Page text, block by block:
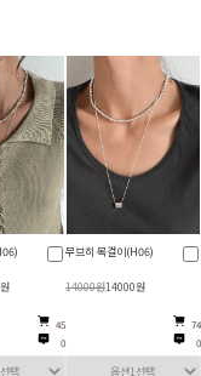
팬츠(H06)
원
372
세유치 뱅글(H06)
14000원14000원